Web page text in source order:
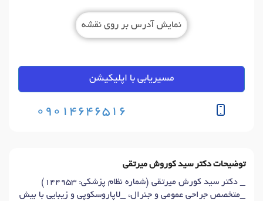
نمایش آدرس بر روی نقشه
مسیریابی با اپلیکیشن
09014646516
توضیحات دکتر سید کوروش میرتقی
_ دکتر سید کورش میرتقی (شماره نظام پزشکی: 144953)
_متخصص جراحی عمومی و جنرال، _لاپاروسکوپی و زیبایی با بیش